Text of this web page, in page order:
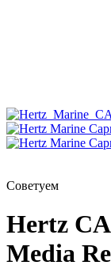
Советуем
Hertz
Media